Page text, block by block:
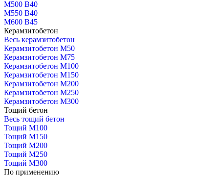
М500 В40
М550 В40
М600 В45
Керамзитобетон
Весь керамзитобетон
Керамзитобетон М50
Керамзитобетон М75
Керамзитобетон М100
Керамзитобетон М150
Керамзитобетон М200
Керамзитобетон М250
Керамзитобетон М300
Тощий бетон
Весь тощий бетон
Тощий М100
Тощий М150
Тощий М200
Тощий М250
Тощий М300
По применению